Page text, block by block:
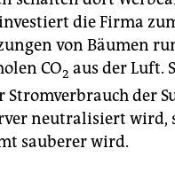
die Firma
von Bäumen
CO2 aus der Luft.
der
neutralisiert wird,
sauberer wird.